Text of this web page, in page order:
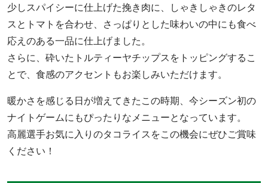
少しスパイシーに仕上げた挽き肉に、しゃきしゃきのレタ
スとトマトを合わせ、さっぱりとした味わいの中にも食べ
応えのある一品に仕上げました。
さらに、砕いたトルティーヤチップスをトッピングするこ
とで、食感のアクセントもお楽しみいただけます。
暖かさを感じる日が増えてきたこの時期、今シーズン初の
ナイトゲームにもぴったりなメニューとなっています。
高麗選手お気に入りのタコライスをこの機会にぜひご賞味
ください！